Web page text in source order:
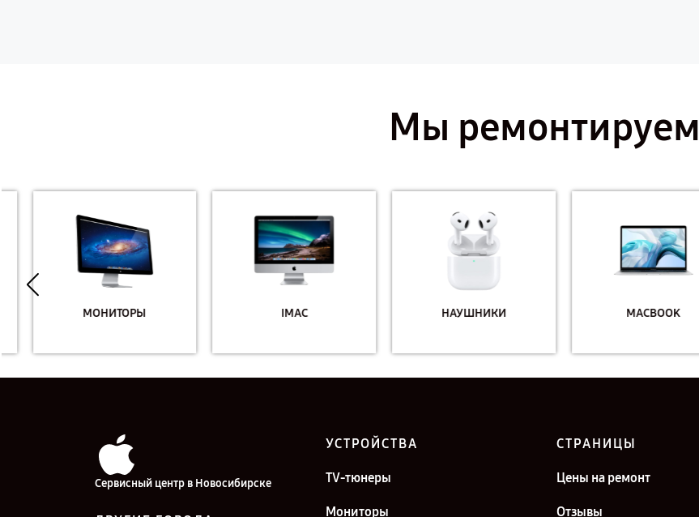
Мы ремонтируем
МОНИТОРЫ IMAC НАУШНИКИ MACBOOK
Сервисный центр в Новосибирске
УСТРОЙСТВА
TV-тюнеры
Мониторы
СТРАНИЦЫ
Цены на ремонт
Отзывы